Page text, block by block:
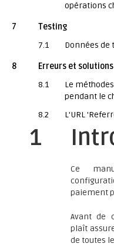
opérations
7
Testing
7.1
Données de
8
Erreurs et solutions
8.1
Le
pendant le
8.2
L'URL
1
Ce
paiement
Avant de
plaît
de toutes